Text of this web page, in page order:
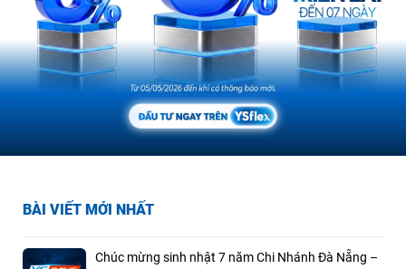
BÀI VIẾT MỚI NHẤT
Chúc mừng sinh nhật 7 năm Chi Nhánh Đà Nẵng –